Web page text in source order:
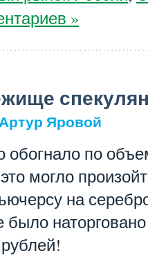
»
Яровой
по
могло
на
было